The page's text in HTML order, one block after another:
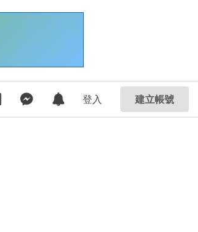
登入 建立帳號